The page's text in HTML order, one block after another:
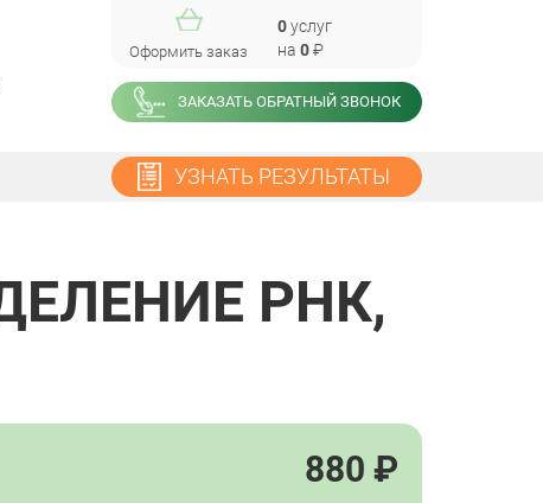
Оформить заказ
0услуг
на 0₽
ЗАКАЗАТЬ ОБРАТНЫЙ ЗВОНОК
УЗНАТЬ РЕЗУЛЬТАТЫ
РНК,
880 ₽